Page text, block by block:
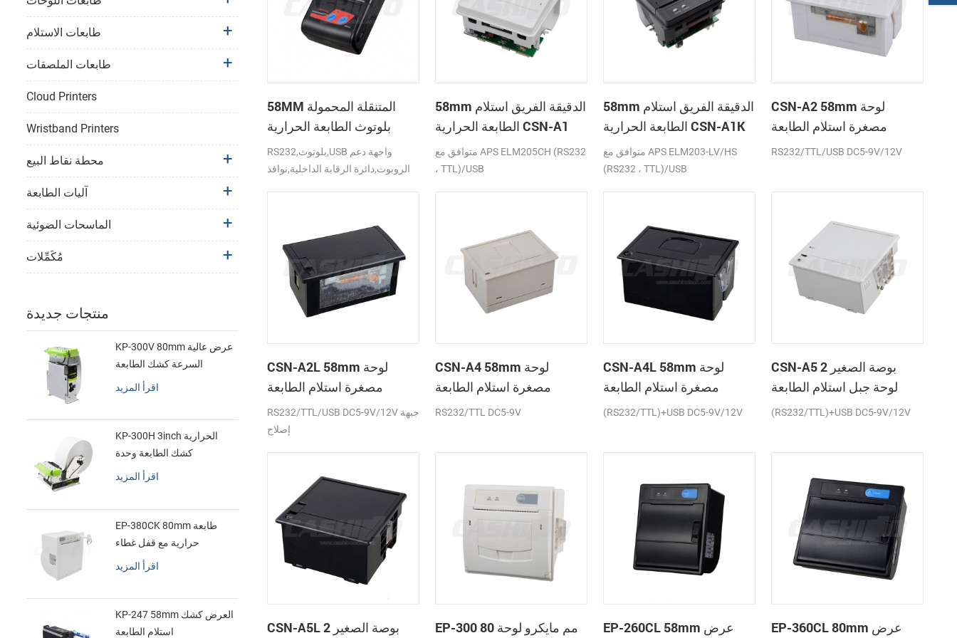
58MM المتنقلة المحمولة
بلوتوث الطابعة الحرارية
PTP-II
RS232,بلوتوث,USB واجهة دعم
الروبوت,دائرة الرقابة الداخلية,نوافذ
58mm الدقيقة الفريق استلام
الطابعة الحرارية CSN-A1
متوافق مع APS ELM205CH (RS232
، TTL)/USB
58mm الدقيقة الفريق استلام
الطابعة الحرارية CSN-A1K
متوافق مع APS ELM203-LV/HS
(RS232 ، TTL)/USB
CSN-A2 58mm لوحة
مصغرة استلام الطابعة
الحرارية
RS232/TTL/USB DC5-9V/12V
CSN-A2L 58mm لوحة
مصغرة استلام الطابعة
الحرارية
RS232/TTL/USB DC5-9V/12V جبهة
إصلاح
CSN-A4 58mm لوحة
مصغرة استلام الطابعة
الحرارية
RS232/TTL DC5-9V
CSN-A4L 58mm لوحة
مصغرة استلام الطابعة
الحرارية
(RS232/TTL)+USB DC5-9V/12V
CSN-A5 2 بوصة الصغير
لوحة جبل استلام الطابعة
الحرارية
(RS232/TTL)+USB DC5-9V/12V
CSN-A5L 2 بوصة الصغير
EP-300 80 مم مايكرو لوحة
EP-260CL 58mm عرض
EP-360CL 80mm عرض
طابعات الاستلام
طابعات الملصقات
Cloud Printers
Wristband Printers
محطة نقاط البيع
آليات الطابعة
الماسحات الضوئية
مُكَمِّلات
منتجات جديدة
KP-300V 80mm عرض عالية
السرعة كشك الطابعة
الحرارية
اقرأ المزيد
KP-300H 3inch الحرارية
كشك الطابعة وحدة
اقرأ المزيد
EP-380CK 80mm طابعة
حرارية مع قفل غطاء
اقرأ المزيد
KP-247 58mm العرض كشك
استلام الطابعة